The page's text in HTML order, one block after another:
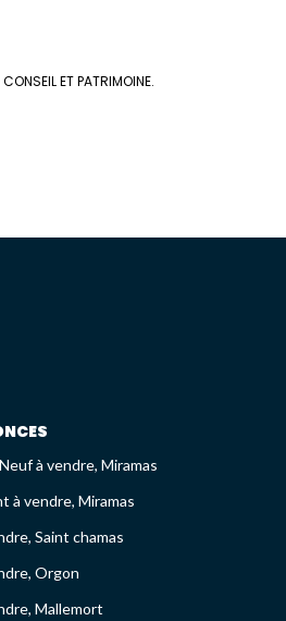
ET PATRIMOINE.
à vendre, Miramas
à vendre, Miramas
Saint chamas
Orgon
Mallemort